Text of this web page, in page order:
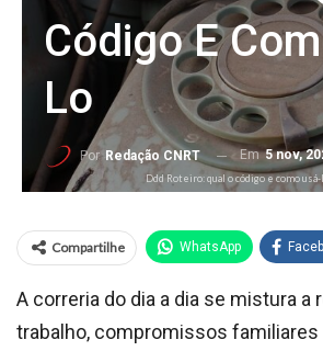
Código E
Lo
Por Redação CNRT Em5 nov,
Ddd Roteiro: qual o código e como
Compartilhe WhatsApp
A correria do dia a dia se mistura a
trabalho, compromissos familiares